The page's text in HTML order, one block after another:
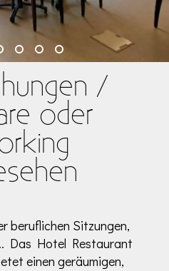
/
oder
beruflichen Sitzungen,
Das Hotel Restaurant
einen geräumigen,